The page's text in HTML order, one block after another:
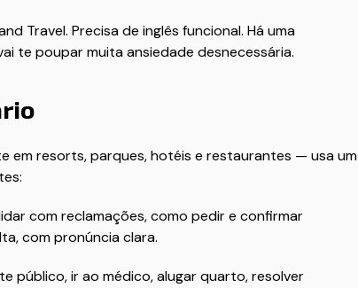
Travel. Precisa de inglês funcional. Há uma
te poupar muita ansiedade desnecessária.
em resorts, parques, hotéis e restaurantes — usa um
com reclamações, como pedir e confirmar
com pronúncia clara.
público, ir ao médico, alugar quarto, resolver